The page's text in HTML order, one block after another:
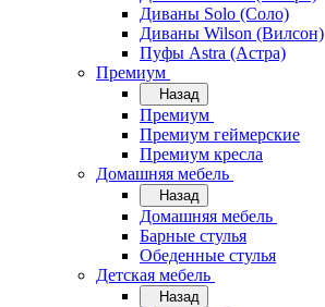
Диваны Solo (Соло)
Диваны Wilson (Вилсон)
Пуфы Astra (Астра)
Премиум
Назад
Премиум
Премиум геймерские
Премиум кресла
Домашняя мебель
Назад
Домашняя мебель
Барные стулья
Обеденные стулья
Детская мебель
Назад